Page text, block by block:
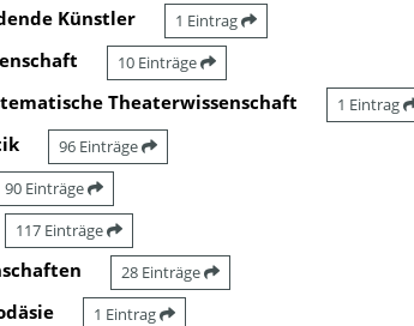
Künstler 1 Eintrag
10 Einträge
Theaterwissenschaft 1 Eintrag
96 Einträge
90 Einträge
117 Einträge
28 Einträge
1 Eintrag